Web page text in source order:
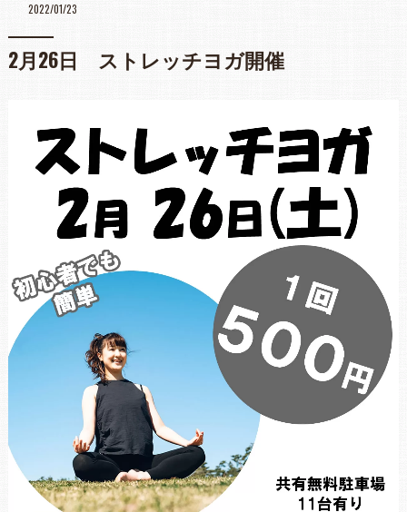
2022/01/23
2月26日 ストレッチヨガ開催